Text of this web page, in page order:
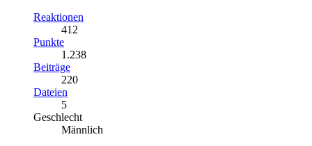
Reaktionen
412
Punkte
1.238
Beiträge
220
Dateien
5
Geschlecht
Männlich